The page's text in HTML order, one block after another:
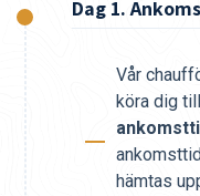
Dag 1.
Vår
köra dig
hämtas